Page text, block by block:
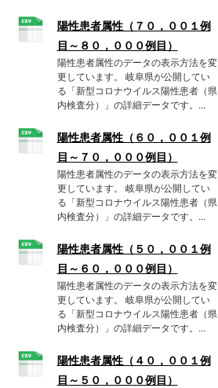
陽性患者属性（７０，００１例
目～８０，０００例目）
陽性患者属性のデータの表示方法を変
更しています。 岐阜県が公開してい
る「新型コロナウイルス陽性患者（県
内検査分）」の詳細データです。...
陽性患者属性（６０，００１例
目～７０，０００例目）
陽性患者属性のデータの表示方法を変
更しています。 岐阜県が公開してい
る「新型コロナウイルス陽性患者（県
内検査分）」の詳細データです。...
陽性患者属性（５０，００１例
目～６０，０００例目）
陽性患者属性のデータの表示方法を変
更しています。 岐阜県が公開してい
る「新型コロナウイルス陽性患者（県
内検査分）」の詳細データです。...
陽性患者属性（４０，００１例
目～５０，０００例目）